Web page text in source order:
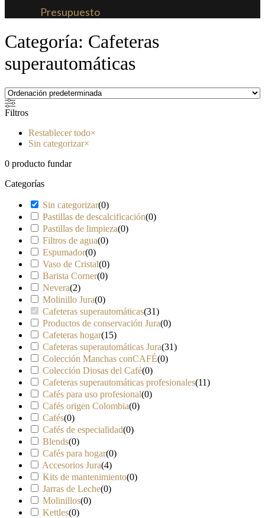
Presupuesto
Categoría: Cafeteras
superautomáticas
Filtros
Restablecer todo×
Sin categorizar×
0 producto fundar
Categorías
Sin categorizar(0)
Pastillas de descalcificación(0)
Pastillas de limpieza(0)
Filtros de agua(0)
Espumador(0)
Vaso de Cristal(0)
Barista Corner(0)
Nevera(2)
Molinillo Jura(0)
Cafeteras superautomáticas(31)
Productos de conservación Jura(0)
Cafeteras hogar(15)
Cafeteras superautomáticas Jura(31)
Colección Manchas conCAFÉ(0)
Colección Diosas del Café(0)
Cafeteras superautomáticas profesionales(11)
Cafés para uso profesional(0)
Cafés origen Colombia(0)
Cafés(0)
Cafés de especialidad(0)
Blends(0)
Cafés para hogar(0)
Accesorios Jura(4)
Kits de mantenimiento(0)
Jarras de Leche(0)
Molinillos(0)
Kettles(0)